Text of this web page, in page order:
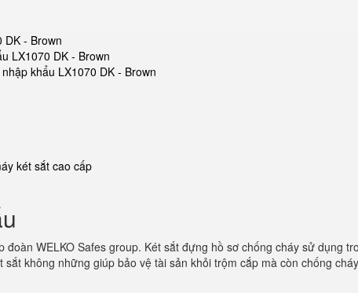
- Brown
LX1070 DK - Brown
khẩu LX1070 DK - Brown
két sắt cao cấp
đoàn WELKO Safes group. Két sắt đựng hồ sơ chống cháy sử dụng
không những giúp bảo vệ tài sản khỏi trộm cắp mà còn chống